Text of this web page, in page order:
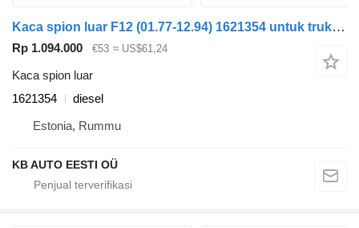
Kaca spion luar F12 (01.77-12.94) 1621354 untuk truk Volvo F10, F12, F16, N10 (1973-1994)
Rp 1.094.000 €53 ≈ US$61,24
Kaca spion luar
1621354
diesel
Estonia, Rummu
KB AUTO EESTI OÜ